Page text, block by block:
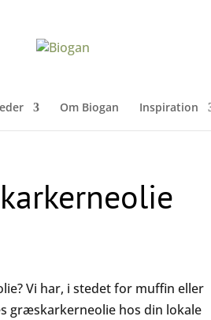
Om Biogan Inspiration
Vi har, i stedet for muffin eller
græskarkerneolie hos din lokale